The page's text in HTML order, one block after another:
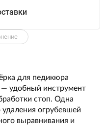
для педикюра
удобный инструмент
стоп. Одна
огрубевшей
выравнивания и